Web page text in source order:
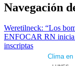
Navegación
Weretilneck: “Los
ENFOCAR RN inicia
inscriptas